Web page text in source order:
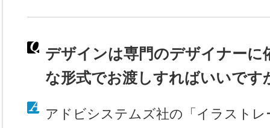
デザインは専門のデザイナー
な形式でお渡しすればいいです
アドビシステムズ社の「イラスト